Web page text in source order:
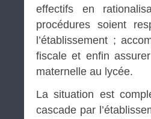
effectifs en
procédures soient
l’établissement ;
fiscale et enfin
maternelle au lycée.
La situation est
cascade par